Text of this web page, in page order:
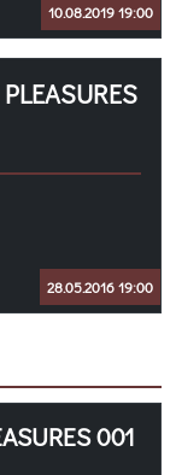
10.08.2019 19:00
28.05.2016 19:00
001